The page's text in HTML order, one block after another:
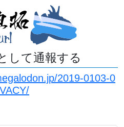
して通報する
2019-0103-0